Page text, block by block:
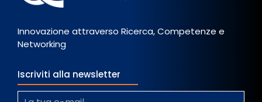
Innovazione attraverso Ricerca, Competenze e
Networking
Iscriviti alla newsletter